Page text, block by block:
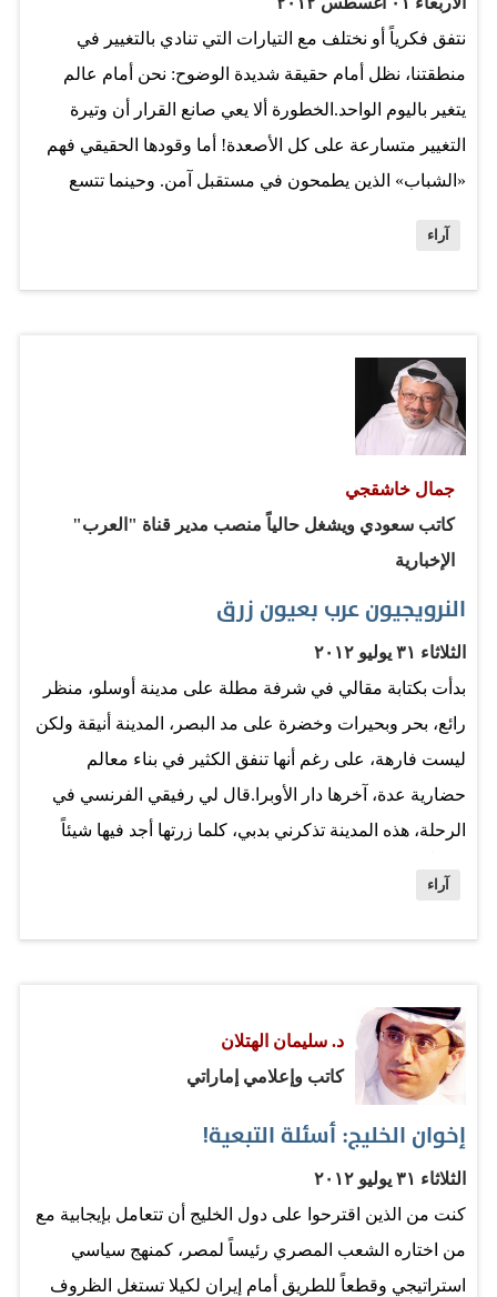
الوفود الرسمية قبل أن يغادر كل يوم بسيارته الصغيرة التي
يقودها بنفسه عبر العاصمة إلى منزله. حياة خوسيه الطويلة
والجديرة بالقراءة…
نتفق فكرياً أو نختلف مع التيارات التي تنادي بالتغيير في
منطقتنا، نظل أمام حقيقة شديدة الوضوح: نحن أمام عالم
يتغير باليوم الواحد.الخطورة ألا يعي صانع القرار أن وتيرة
التغيير متسارعة على كل الأصعدة! أما وقودها الحقيقي فهم
«الشباب» الذين يطمحون في مستقبل آمن. وحينما تتسع
يبحثون عمن يتبنى مطالبهم وصناع القرار يكرسون خطابهم
تحديات اليوم بعقلية الأمس إنما يزيد من عمق الأزمة. ومن
يتجاهل مطالب الشباب في التغيير إنما يعاند «سنة الحياة»؛
لكأنما يناطح الجبال! ولا يمكن أن نتعامل مع تحديات التنمية
لمنظومة ضخمة من المشروعات والأفكار التنموية التي تبدأ
بالبنى التحتية لكنها تطال بناء المؤسسات الحقيقية التي تعنى
بالرقابة والمحاسبة والصرامة في تنفيذ وعود التنمية. جدالاتنا
وصراعاتنا الفكرية -في غالبها- عبث، القطاع…
آراء
جمال خاشقجي
كاتب سعودي ويشغل حالياً منصب مدير قناة "العرب"
الإخبارية
النرويجيون عرب بعيون زرق
الثلاثاء ٣١ يوليو ٢٠١٢
بدأت بكتابة مقالي في شرفة مطلة على مدينة أوسلو، منظر
رائع، بحر وبحيرات وخضرة على مد البصر، المدينة أنيقة ولكن
ليست فارهة، على رغم أنها تنفق الكثير في بناء معالم
حضارية عدة، آخرها دار الأوبرا.قال لي رفيقي الفرنسي في
الرحلة، هذه المدينة تذكرني بدبي، كلما زرتها أجد فيها شيئاً
المال، إنهم يضعونه في المكان الصحيح. إيرلندا مثلاً، وهي
مشاريعها لم تكن عبثية، بنت شبكة طرق ممتازة ستبقى
لأجيال قادمة، دبلن تكاد تكون متواضعة، هل هو بخل؟ هل من
الضروري عندما ينعم الله عليّ أن أعيش في قصر منيف على
ذلك، ولكن «وران بوفيت»، وهو أغنى منه، لا يزال يعيش في
تماماً،…
آراء
د. سليمان الهتلان
كاتب وإعلامي إماراتي
إخوان الخليج: أسئلة التبعية!
الثلاثاء ٣١ يوليو ٢٠١٢
كنت من الذين اقترحوا على دول الخليج أن تتعامل بإيجابية مع
من اختاره الشعب المصري رئيساً لمصر، كمنهج سياسي
استراتيجي وقطعاً للطريق أمام إيران لكيلا تستغل الظروف